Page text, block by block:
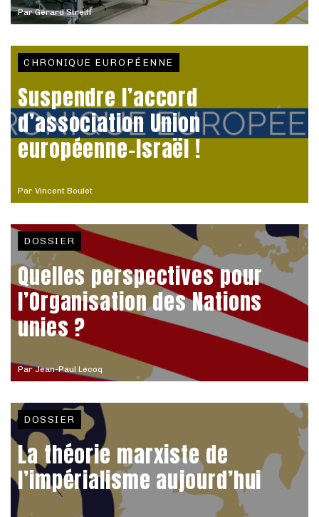
ParGérard Streiff
Par Vincent Boulet
CHRONIQUE EUROPÉENNE
Suspendre l’accord
d’association Union
européenne-Israël !
ParJean-Paul Lecoq
DOSSIER
Quelles perspectives pour
l’Organisation des Nations
unies ?
DOSSIER
La théorie marxiste de
l’impérialisme aujourd’hui